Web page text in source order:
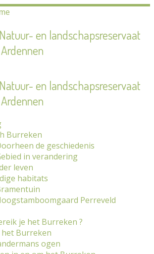
en landschapsreservaat
en landschapsreservaat
Burreken
de geschiedenis
in verandering
leven
habitats
Perreveld
je het Burreken ?
het Burreken
ogen